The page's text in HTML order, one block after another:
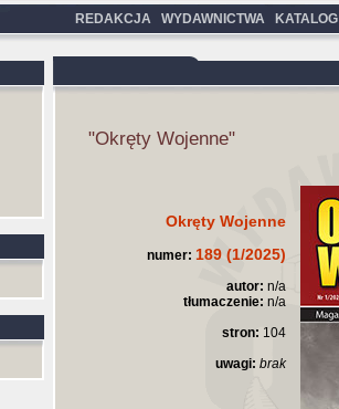
REDAKCJA WYDAWNICTWA KATALOG
"Okręty Wojenne"
Okręty Wojenne
numer: 189 (1/2025)
autor: n/a
tłumaczenie: n/a
stron: 104
uwagi: brak